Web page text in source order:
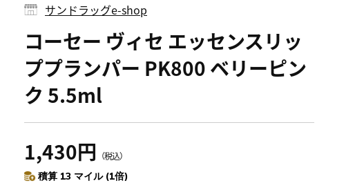
サンドラッグe-shop
コーセー ヴィセ エッセンスリッ
ププランパー PK800 ベリーピン
ク 5.5ml
1,430円 （税込）
積算 13 マイル (1倍)